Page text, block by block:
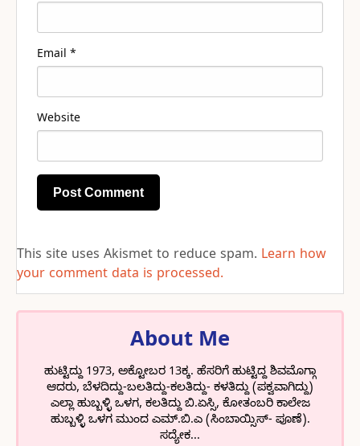
Email *
Website
This site uses Akismet to reduce spam. Learn how
your comment data is processed.
About Me
ಹುಟ್ಟಿದ್ದು 1973, ಅಕ್ಟೋಬರ 13ಕ್ಕ. ಹೆಸರಿಗೆ ಹುಟ್ಟಿದ್ದ ಶಿವಮೊಗ್ಗಾ
ಆದರು, ಬೆಳದಿದ್ದು-ಬಲತಿದ್ದು-ಕಲತಿದ್ದು- ಕಳತಿದ್ದು (ಪಕ್ವವಾಗಿದ್ದು)
ಎಲ್ಲಾ ಹುಬ್ಬಳ್ಳಿ ಒಳಗ, ಕಲತಿದ್ದು ಬಿ.ಏಸ್ಸಿ, ಕೋತಂಬರಿ ಕಾಲೇಜ
ಹುಬ್ಬಳ್ಳಿ ಒಳಗ ಮುಂದ ಎಮ್.ಬಿ.ಎ (ಸಿಂಬಾಯ್ಸಿಸ್- ಪೂಣೆ).
ಸದ್ಯೇಕ...